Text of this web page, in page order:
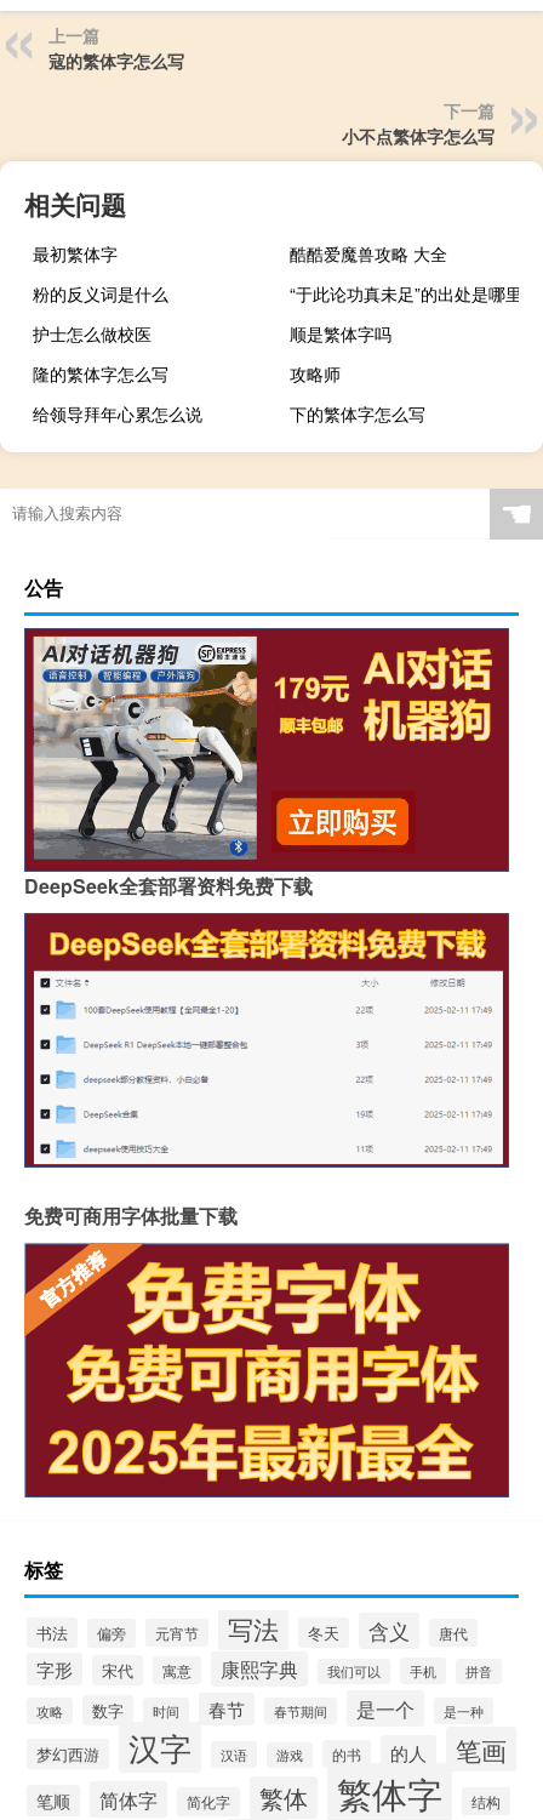
上一篇
寇的繁体字怎么写
下一篇
小不点繁体字怎么写
相关问题
最初繁体字
酷酷爱魔兽攻略 大全
粉的反义词是什么
“于此论功真未足”的出处是哪里
护士怎么做校医
顺是繁体字吗
隆的繁体字怎么写
攻略师
给领导拜年心累怎么说
下的繁体字怎么写
☚
公告
DeepSeek全套部署资料免费下载
免费可商用字体批量下载
标签
书法 偏旁 元宵节 写法 冬天 含义 唐代
字形 宋代 寓意 康熙字典 我们可以 手机 拼音
攻略 数字 时间 春节 春节期间 是一个 是一种
梦幻西游 汉字 汉语 游戏 的书 的人 笔画
笔顺 简体字 简化字 繁体 繁体字 结构